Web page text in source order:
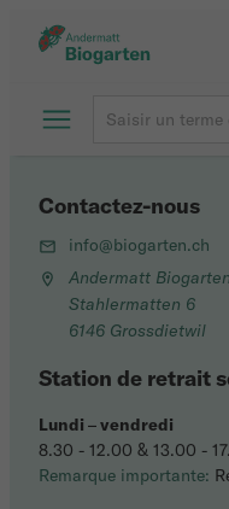
Contactez-nous
info@biogarten.ch
Andermatt
Stahlermatten 6
6146 Grossdietwil
Station de retrait
Lundi –vendredi
8.30 - 12.00 & 13.00 -
Remarque importante: